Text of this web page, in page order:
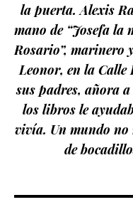
la puerta. Alexis
mano de “Josefa la
Rosario”, marinero
Leonor, en la Calle
sus padres, añora
los libros le
vivía. Un mundo
de